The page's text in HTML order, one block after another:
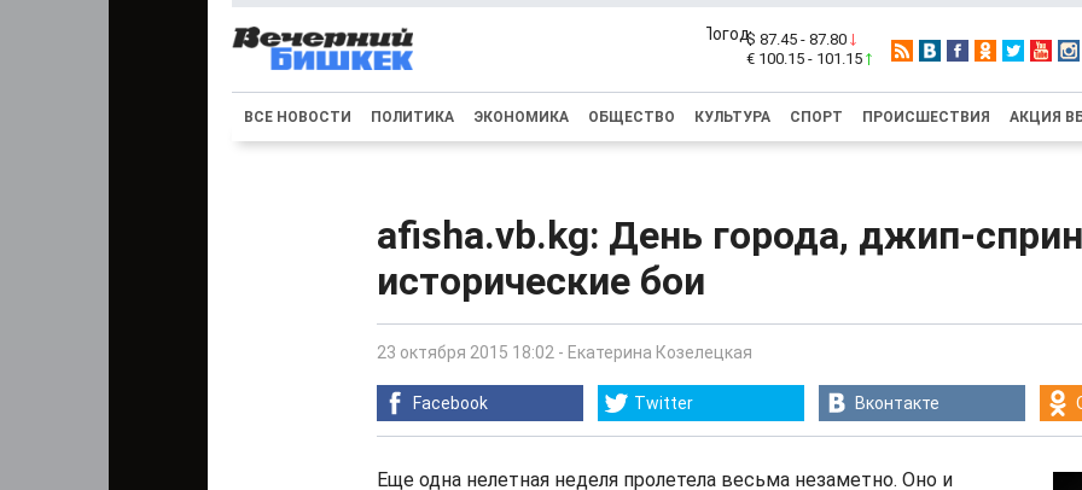
$ 87.45 - 87.80
€ 100.15 - 101.15
ВСЕ НОВОСТИ ПОЛИТИКА ЭКОНОМИКА ОБЩЕСТВО КУЛЬТУРА СПОРТ ПРОИСШЕСТВИЯ АКЦИЯ
afisha.vb.kg: День города, джип-
исторические бои
23 октября 2015 18:02 - Екатерина Козелецкая
Facebook Twitter Вконтакте
Еще одна нелетная неделя пролетела весьма незаметно. Оно и